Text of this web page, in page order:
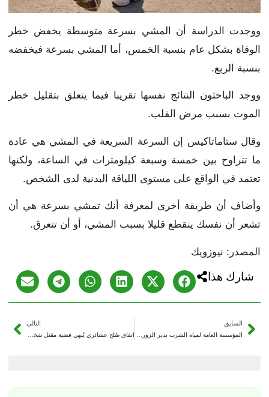
ووجدت الدراسة أن المشي بسرعة متوسطة يخفض خطر
الوفاة بشكل عام بنسبة الخمس، أما المشي بسرعة فيخفضه
بنسبة الربع.
ووجد الباحثون النتائج نفسها تقريبا فيما يتعلق بتقليل خطر
الموت بسبب مرض القلب.
وقال ستاماتاكيس إن السرعة السريعة في المشي هي عادة
ما تتراوح بين خمسة وسبعة كيلومترات في الساعة، ولكنها
تعتمد في الواقع على مستوى اللياقة البدنية لدى الشخص.
وأضاف أن طريقة أخرى لمعرفة أنك تمشي بسرعة هي أن
تشعر أن نفسك ينقطع قليلا بسبب المشي، أو أن تتعرق.
المصدر: نيوزويك
شارك هذا
السابق التالي